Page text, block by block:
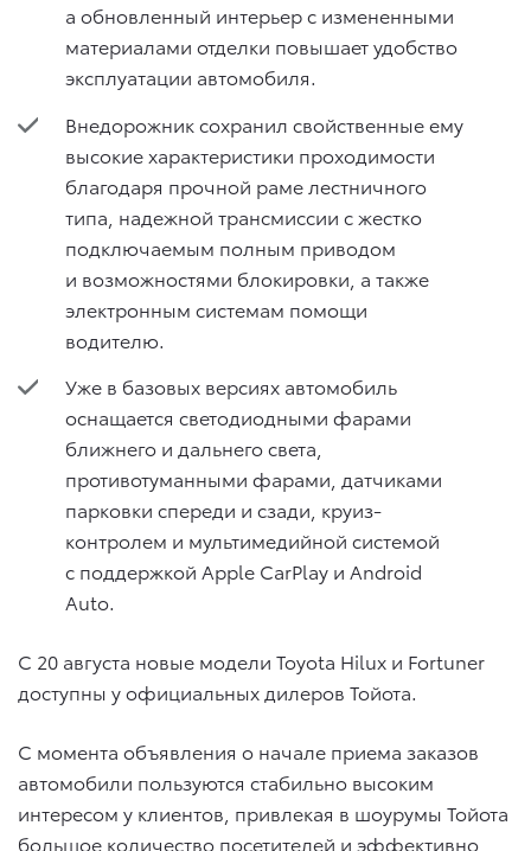
а обновленный интерьер с измененными
материалами отделки повышает удобство
эксплуатации автомобиля.
Внедорожник сохранил свойственные ему
высокие характеристики проходимости
благодаря прочной раме лестничного
типа, надежной трансмиссии с жестко
подключаемым полным приводом
и возможностями блокировки, а также
электронным системам помощи
водителю.
Уже в базовых версиях автомобиль
оснащается светодиодными фарами
ближнего и дальнего света,
противотуманными фарами, датчиками
парковки спереди и сзади, круиз-
контролем и мультимедийной системой
с поддержкой Apple CarPlay и Android
Auto.
С 20 августа новые модели Toyota Hilux и Fortuner
доступны у официальных дилеров Тойота.
С момента объявления о начале приема заказов
автомобили пользуются стабильно высоким
интересом у клиентов, привлекая в шоурумы Тойота
большое количество посетителей и эффективно